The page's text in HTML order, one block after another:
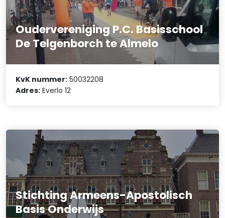
Oudervereniging P.C. Basisschool
De Telgenborch te Almelo
KvK nummer: 50032208
Adres: Everlo 12
Stichting Armeens-Apostolisch
Basis Onderwijs